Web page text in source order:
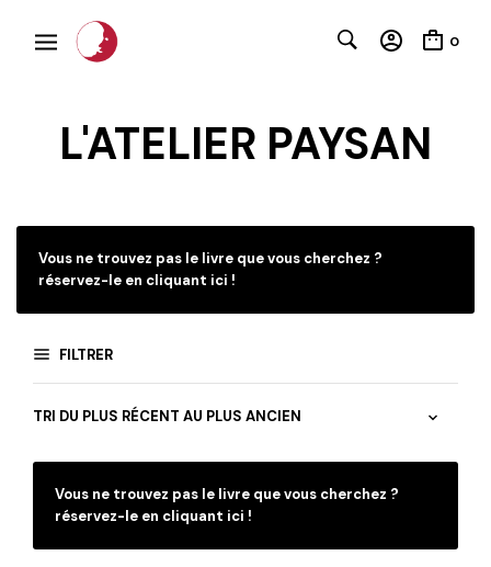
0
L'ATELIER PAYSAN
Vous ne trouvez pas le livre que vous cherchez ?
réservez-le en cliquant ici !
FILTRER
Vous ne trouvez pas le livre que vous cherchez ?
réservez-le en cliquant ici !